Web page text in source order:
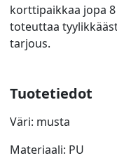
korttipaikkaa jopa
toteuttaa
tarjous.
Tuotetiedot
Väri: musta
Materiaali: PU